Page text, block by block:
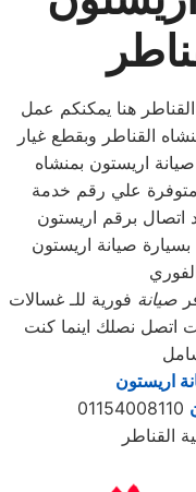
هنا يمكنكم عمل
القناطر وبقطع غيار
اريستون بمنشاه
علي رقم خدمة
اتصال برقم اريستون
صيانة اريستون
صيانة فورية للـ غسالات
اتصل نصلك اينما كنت
اريستون
القناطر